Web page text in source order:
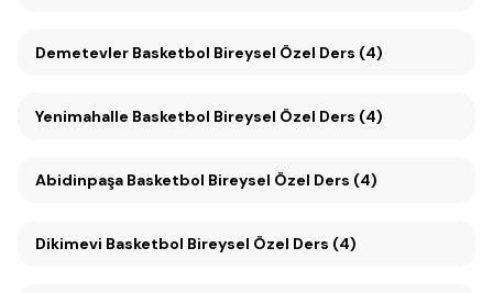
Demetevler Basketbol Bireysel Özel Ders (4)
Yenimahalle Basketbol Bireysel Özel Ders (4)
Abidinpaşa Basketbol Bireysel Özel Ders (4)
Dikimevi Basketbol Bireysel Özel Ders (4)